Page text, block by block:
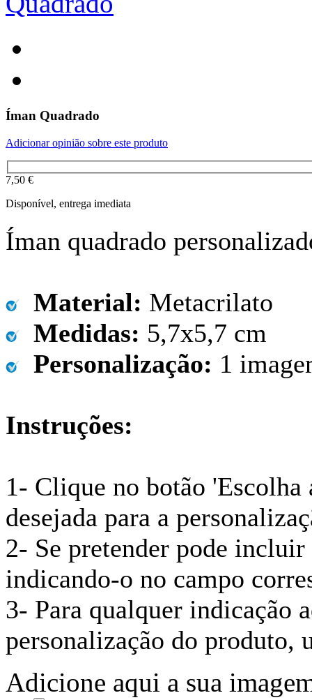
Íman Quadrado
Adicionar opinião sobre este produto
7,50 €
Disponível, entrega imediata
Íman quadrado
Material: Metacrilato
Medidas: 5,7x5,7 cm
Personalização: 1
Instruções:
1- Clique no botão
desejada para a
2- Se pretender pode
indicando-o no campo
3- Para qualquer indicação
personalização do produto,
Adicione aqui a sua